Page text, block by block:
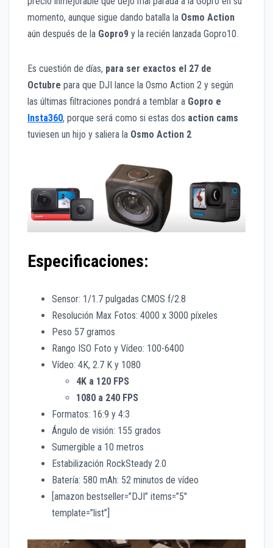
momento, aunque sigue dando batalla la Osmo Action
aún después de la Gopro9 y la recién lanzada Gopro10.
Es cuestión de días, para ser exactos el 27 de
Octubre para que DJI lance la Osmo Action 2 y según
las últimas filtraciones pondrá a temblar a Gopro e
Insta360, porque será como si estas dos action cams
tuviesen un hijo y saliera la Osmo Action 2
Especificaciones:
Sensor: 1/1.7 pulgadas CMOS f/2.8
Resolución Max Fotos: 4000 x 3000 píxeles
Peso 57 gramos
Rango ISO Foto y Vídeo: 100-6400
Vídeo: 4K, 2.7 K y 1080
4K a 120 FPS
1080 a 240 FPS
Formatos: 16:9 y 4:3
Ángulo de visión: 155 grados
Sumergible a 10 metros
Estabilización RockSteady 2.0
Batería: 580 mAh: 52 minutos de vídeo
[amazon bestseller=”DJI” items=”5″
template=”list”]